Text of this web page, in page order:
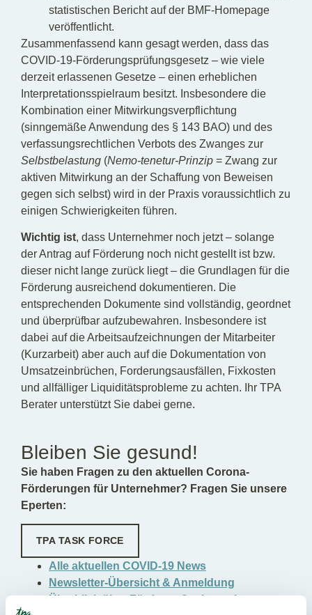
statistischen Bericht auf der BMF-Homepage
veröffentlicht.
Zusammenfassend kann gesagt werden, dass das
COVID-19-Förderungsprüfungsgesetz – wie viele
derzeit erlassenen Gesetze – einen erheblichen
Interpretationsspielraum besitzt. Insbesondere die
Kombination einer Mitwirkungsverpflichtung
(sinngemäße Anwendung des § 143 BAO) und des
verfassungsrechtlichen Verbots des Zwanges zur
Selbstbelastung (Nemo-tenetur-Prinzip = Zwang zur
aktiven Mitwirkung an der Schaffung von Beweisen
gegen sich selbst) wird in der Praxis voraussichtlich zu
einigen Schwierigkeiten führen.
Wichtig ist, dass Unternehmer noch jetzt – solange
der Antrag auf Förderung noch nicht gestellt ist bzw.
dieser nicht lange zurück liegt – die Grundlagen für die
Förderung ausreichend dokumentieren. Die
entsprechenden Dokumente sind vollständig, geordnet
und überprüfbar aufzubewahren. Insbesondere ist
dabei auf die Arbeitsaufzeichnungen der Mitarbeiter
(Kurzarbeit) aber auch auf die Dokumentation von
Umsatzeinbrüchen, Forderungsausfällen, Fixkosten
und allfälliger Liquiditätsprobleme zu achten. Ihr TPA
Berater unterstützt Sie dabei gerne.
Bleiben Sie gesund!
Sie haben Fragen zu den aktuellen Corona-
Förderungen für Unternehmer? Fragen Sie unsere
Eperten:
TPA TASK FORCE
Alle aktuellen COVID-19 News
Newsletter-Übersicht & Anmeldung
Überblick über Fördermaßnahmen in